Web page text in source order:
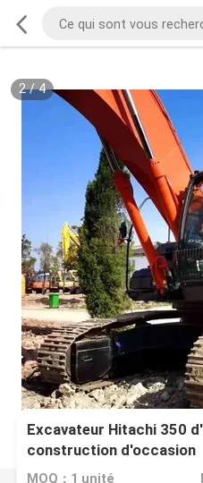
2/4
Excavateur Hitachi 350
construction d'occasion
MOQ：1 unité